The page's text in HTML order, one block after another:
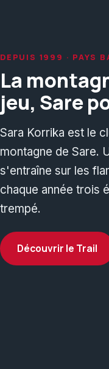
DEPUIS 1999 · PAYS
La
jeu, Sare
Sara Korrika est le
montagne de Sare.
s'entraîne sur les
chaque année trois
trempé.
Découvrir le Trail